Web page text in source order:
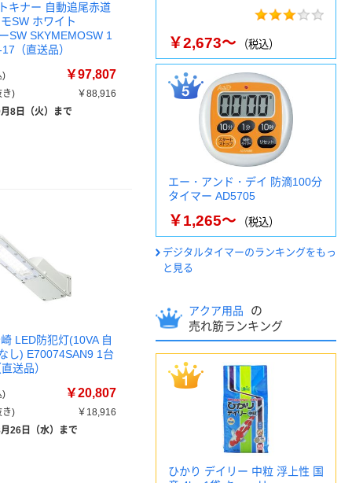
キナー 自動追尾赤道
SW ホワイト
SW SKYMEMOSW 1
（直送品）
) ￥97,807
き)
￥88,916
8日（火）まで
LED防犯灯(10VA 自
し) E70074SAN9 1台
送品）
) ￥20,807
き)
￥18,916
26日（水）まで
￥2,673～ （税込）
エー・アンド・デイ 防滴100分
タイマー AD5705
￥1,265～ （税込）
デジタルタイマーのランキングをもっ
と見る
アクア用品
の
売れ筋ランキング
ひかり デイリー 中粒 浮上性 国